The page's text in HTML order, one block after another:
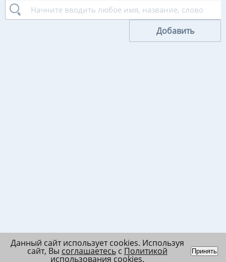
Добавить
Данный сайт использует cookies. Используя
сайт, Вы соглашаетесьс Политикой
использования cookies.
Принять